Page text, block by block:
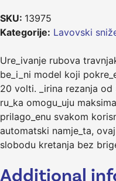
SKU: 13975
Kategorije: Lavovski
Ure_ivanje rubova
be_i_ni model koji
20 volti. _irina rezanja
ru_ka omogu_uju
prilago_enu svakom
automatski namje_ta,
slobodu kretanja bez
Additional